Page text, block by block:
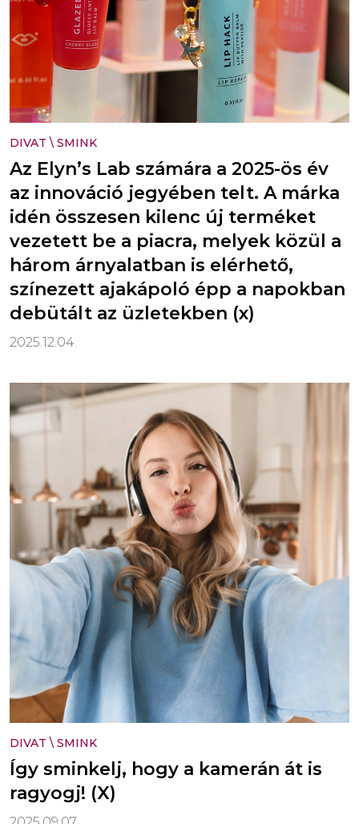
DIVAT \ SMINK
Az Elyn’s Lab számára a 2025-ös év
az innováció jegyében telt. A márka
idén összesen kilenc új terméket
vezetett be a piacra, melyek közül a
három árnyalatban is elérhető,
színezett ajakápoló épp a napokban
debütált az üzletekben (x)
2025.12.04.
DIVAT \ SMINK
Így sminkelj, hogy a kamerán át is
ragyogj! (X)